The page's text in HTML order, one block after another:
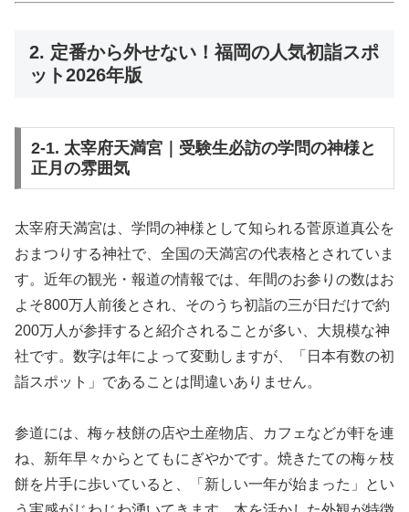
2. 定番から外せない！福岡の人気初詣スポ
ット2026年版
2-1. 太宰府天満宮｜受験生必訪の学問の神様と
正月の雰囲気
太宰府天満宮は、学問の神様として知られる菅原道真公を
おまつりする神社で、全国の天満宮の代表格とされていま
す。近年の観光・報道の情報では、年間のお参りの数はお
よそ800万人前後とされ、そのうち初詣の三が日だけで約
200万人が参拝すると紹介されることが多い、大規模な神
社です。数字は年によって変動しますが、「日本有数の初
詣スポット」であることは間違いありません。
参道には、梅ヶ枝餅の店や土産物店、カフェなどが軒を連
ね、新年早々からとてもにぎやかです。焼きたての梅ヶ枝
餅を片手に歩いていると、「新しい一年が始まった」とい